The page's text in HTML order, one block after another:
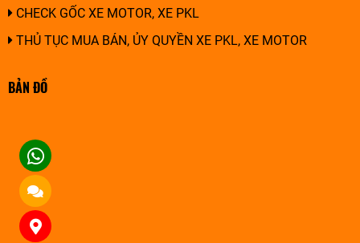
CHECK GỐC XE MOTOR, XE PKL
THỦ TỤC MUA BÁN, ỦY QUYỀN XE PKL, XE MOTOR
BẢN ĐỒ